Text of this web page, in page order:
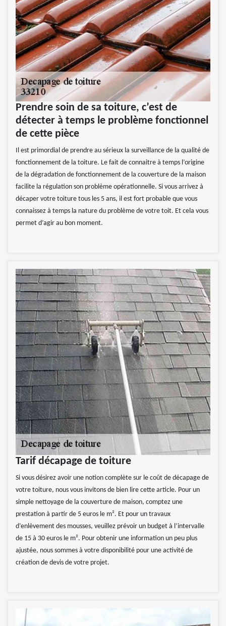
Prendre soin de sa toiture, c’est de
détecter à temps le problème fonctionnel
de cette pièce
Il est primordial de prendre au sérieux la surveillance de la qualité de
fonctionnement de la toiture. Le fait de connaitre à temps l’origine
de la dégradation de fonctionnement de la couverture de la maison
facilite la régulation son problème opérationnelle. Si vous arrivez à
décaper votre toiture tous les 5 ans, il est fort probable que vous
connaissez à temps la nature du problème de votre toit. Et cela vous
permet d’agir au bon moment.
Tarif décapage de toiture
Si vous désirez avoir une notion complète sur le coût de décapage de
votre toiture, nous vous invitons de bien lire cette article. Pour un
simple nettoyage de la couverture de maison, comptez une
prestation à partir de 5 euros le m². Et pour un travaux
d’enlèvement des mousses, veuillez prévoir un budget à l’intervalle
de 15 à 30 euros le m². Pour obtenir une information un peu plus
ajustée, nous sommes à votre disponibilité pour une activité de
création de devis de votre projet.